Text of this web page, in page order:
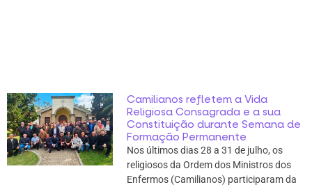
Camilianos refletem a Vida
Religiosa Consagrada e a sua
Constituição durante Semana de
Formação Permanente
Nos últimos dias 28 a 31 de julho, os
religiosos da Ordem dos Ministros dos
Enfermos (Camilianos) participaram da